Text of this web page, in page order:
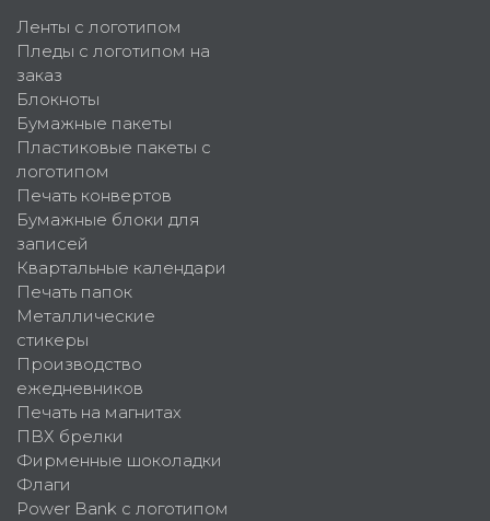
Ленты с логотипом
Пледы с логотипом на
заказ
Блокноты
Бумажные пакеты
Пластиковые пакеты с
логотипом
Печать конвертов
Бумажные блоки для
записей
Квартальные календари
Печать папок
Металлические
стикеры
Производство
ежедневников
Печать на магнитах
ПВХ брелки
Фирменные шоколадки
Флаги
Power Bank с логотипом